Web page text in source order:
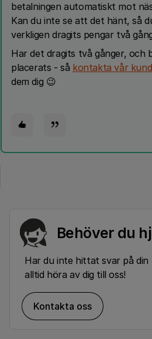
betalningen automatiskt mot
Kan du inte se att det hänt, så
verkligen dragits pengar två
Har det dragits två gånger, och
placerats - så kontakta vår
dem dig 😉
Behöver du
Har du inte hittat svar på din
alltid höra av dig till oss!
Kontakta oss